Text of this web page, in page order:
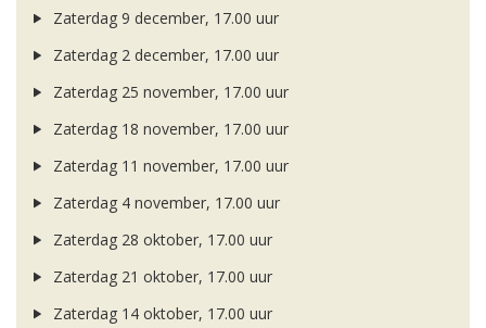
Zaterdag 9 december, 17.00 uur
Zaterdag 2 december, 17.00 uur
Zaterdag 25 november, 17.00 uur
Zaterdag 18 november, 17.00 uur
Zaterdag 11 november, 17.00 uur
Zaterdag 4 november, 17.00 uur
Zaterdag 28 oktober, 17.00 uur
Zaterdag 21 oktober, 17.00 uur
Zaterdag 14 oktober, 17.00 uur